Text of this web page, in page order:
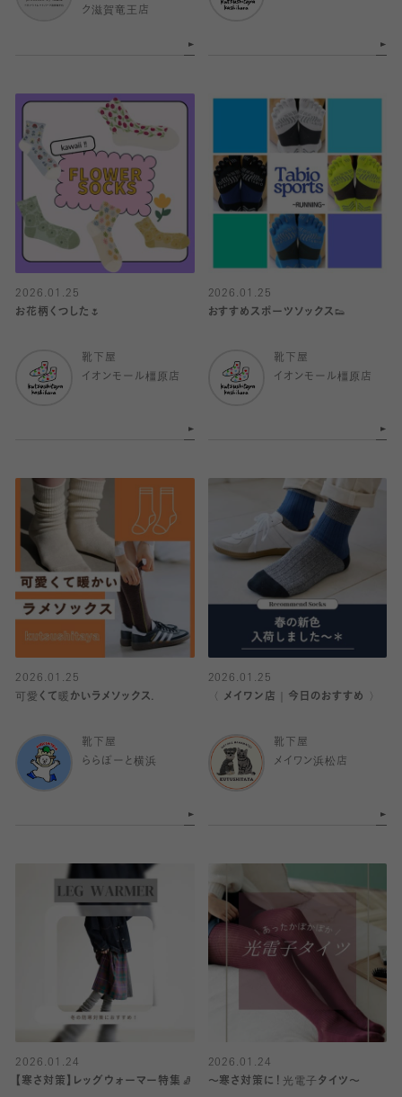
ク滋賀竜王店
2026.01.25
お花柄くつした🌷
靴下屋
イオンモール橿原店
2026.01.25
おすすめスポーツソックス👟
靴下屋
イオンモール橿原店
2026.01.25
可愛くて暖かいラメソックス.
靴下屋
ららぽーと横浜
2026.01.25
〈 メイワン店｜今日のおすすめ 〉
靴下屋
メイワン浜松店
2026.01.24
【寒さ対策】レッグウォーマー特集🧦
2026.01.24
〜寒さ対策に！光電子タイツ〜